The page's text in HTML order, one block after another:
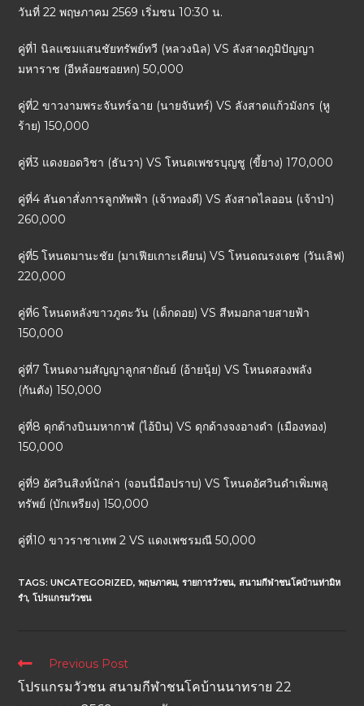
วันที่ 22 พฤษภาคม 2569 เริ่มชน 10:30 น.
คู่ที่1 นิลแซมแสนชัยทรัพย์ทวี (หลวงนิล) VS ลังสาดภูมิปัญญา
มหาราช (อีหล้อยชอยหก) 50,000
คู่ที่2 ขาวงามพระจันทร์ฉาย (นายจันทร์) VS ลังสาดแก้วมังกร (หู
ร้าย) 150,000
คู่ที่3 แดงยอดวิชา (ธันวา) VS โหนดเพชรบุญชู (ขี้ยาง) 170,000
คู่ที่4 ลันดาสั่งการลูกทัพฟ้า (เจ้าทองดี) VS ลังสาดไลออน (เจ้าป่า)
260,000
คู่ที่5 โหนดมานะชัย (มาเฟียเกาะเคียน) VS โหนดณรงเดช (วันเลิฟ)
220,000
คู่ที่6 โหนดหลังขาวภูตะวัน (เด็กดอย) VS สีหมอกลายสายฟ้า
150,000
คู่ที่7 โหนดงามสัญญาลูกสายัณย์ (อ้ายนุ้ย) VS โหนดสองพลัง
(กันตัง) 150,000
คู่ที่8 ดุกด้างบินมหากาฬ (ไอ้บิน) VS ดุกด้างจงอางดำ (เมืองทอง)
150,000
คู่ที่9 อัศวินสิงห์นักล่า (จอนนี่มือปราบ) VS โหนดอัศวินดำเพิ่มพลู
ทรัพย์ (บักเหรียง) 150,000
คู่ที่10 ขาวราชาเทพ 2 VS แดงเพชรมณี 50,000
TAGS:UNCATEGORIZED, พฤษภาคม, รายการวัวชน, สนามกีฬาชนโคบ้านท่ามิห
รำ, โปรแกรมวัวชน
Previous Post
โปรแกรมวัวชน สนามกีฬาชนโคบ้านนาทราย 22